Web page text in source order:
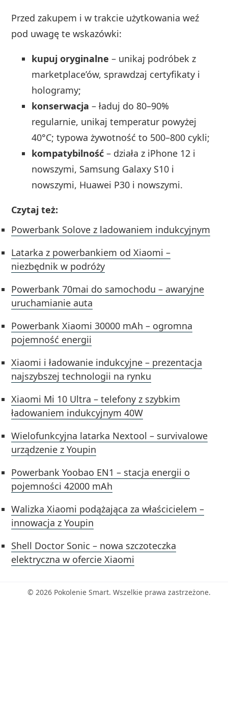
Przed zakupem i w trakcie użytkowania weź
pod uwagę te wskazówki:
kupuj oryginalne – unikaj podróbek z
marketplace’ów, sprawdzaj certyfikaty i
hologramy;
konserwacja – ładuj do 80–90%
regularnie, unikaj temperatur powyżej
40°C; typowa żywotność to 500–800 cykli;
kompatybilność – działa z iPhone 12 i
nowszymi, Samsung Galaxy S10 i
nowszymi, Huawei P30 i nowszymi.
Czytaj też:
Powerbank Solove z ladowaniem indukcyjnym
Latarka z powerbankiem od Xiaomi –
niezbędnik w podróży
Powerbank 70mai do samochodu – awaryjne
uruchamianie auta
Powerbank Xiaomi 30000 mAh – ogromna
pojemność energii
Xiaomi i ładowanie indukcyjne – prezentacja
najszybszej technologii na rynku
Xiaomi Mi 10 Ultra – telefony z szybkim
ładowaniem indukcyjnym 40W
Wielofunkcyjna latarka Nextool – survivalowe
urządzenie z Youpin
Powerbank Yoobao EN1 – stacja energii o
pojemności 42000 mAh
Walizka Xiaomi podążająca za właścicielem –
innowacja z Youpin
Shell Doctor Sonic – nowa szczoteczka
elektryczna w ofercie Xiaomi
© 2026 Pokolenie Smart. Wszelkie prawa zastrzeżone.